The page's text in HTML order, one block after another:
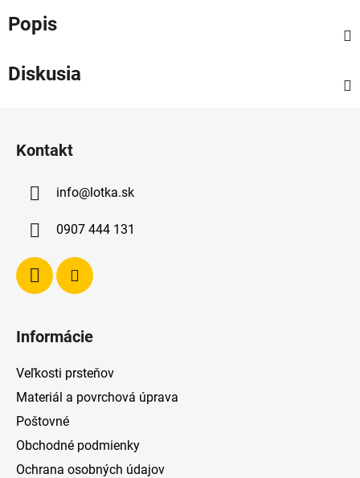
Popis
Diskusia
Kontakt
info@lotka.sk
0907 444 131
Informácie
Veľkosti prsteňov
Materiál a povrchová úprava
Poštovné
Obchodné podmienky
Ochrana osobných údajov